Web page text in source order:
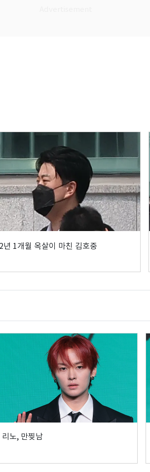
2년 1개월 옥살이 마친 김호중
리노, 만찢남